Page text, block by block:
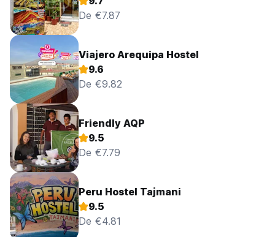
De €7.87
Viajero Arequipa Hostel
9.6
De €9.82
Friendly AQP
9.5
De €7.79
Peru Hostel Tajmani
9.5
De €4.81